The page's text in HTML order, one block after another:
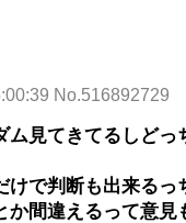
No.516892729
ム見てきてるしどっ
けで判断も出来るっ
か間違えるって意見